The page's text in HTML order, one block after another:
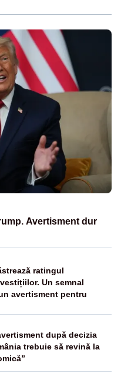
Avertisment dur
ratingul
Un semnal
avertisment pentru
după decizia
trebuie să revină la